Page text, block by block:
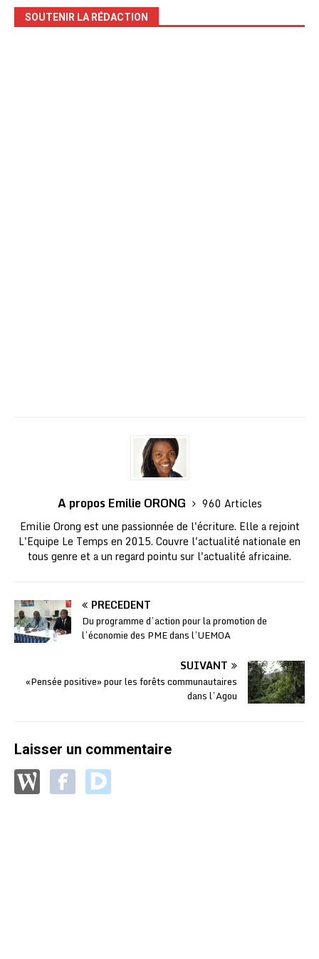
SOUTENIR LA RÉDACTION
A propos Emilie ORONG
960 Articles
Emilie Orong est une passionnée de l'écriture. Elle a rejoint
L'Equipe Le Temps en 2015. Couvre l'actualité nationale en
tous genre et a un regard pointu sur l'actualité africaine.
PRÉCÉDENT
Du programme d’action pour la promotion de
l’économie des PME dans l’UEMOA
SUIVANT
«Pensée positive» pour les forêts communautaires
dans l’Agou
Laisser un commentaire